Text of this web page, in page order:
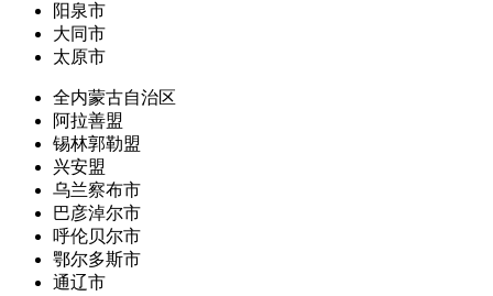
阳泉市
大同市
太原市
全内蒙古自治区
阿拉善盟
锡林郭勒盟
兴安盟
乌兰察布市
巴彦淖尔市
呼伦贝尔市
鄂尔多斯市
通辽市